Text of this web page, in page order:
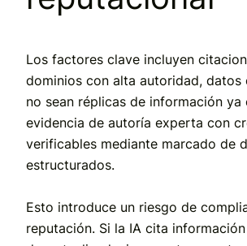
Los factores clave incluyen
dominios con alta autoridad, datos
no sean réplicas de información ya
evidencia de autoría experta con
verificables mediante marcado de
estructurados.
Esto introduce un riesgo de
reputación. Si la IA cita información